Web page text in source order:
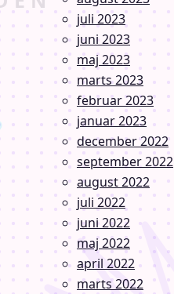
juli 2023
juni 2023
maj 2023
marts 2023
februar 2023
januar 2023
december 2022
september 2022
august 2022
juli 2022
juni 2022
maj 2022
april 2022
marts 2022